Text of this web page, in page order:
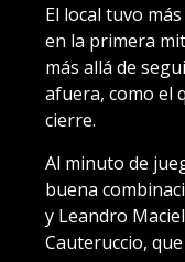
El local tuvo
en la primera
más allá de
afuera, como el
cierre.
Al minuto de
buena
y Leandro
Cauteruccio,